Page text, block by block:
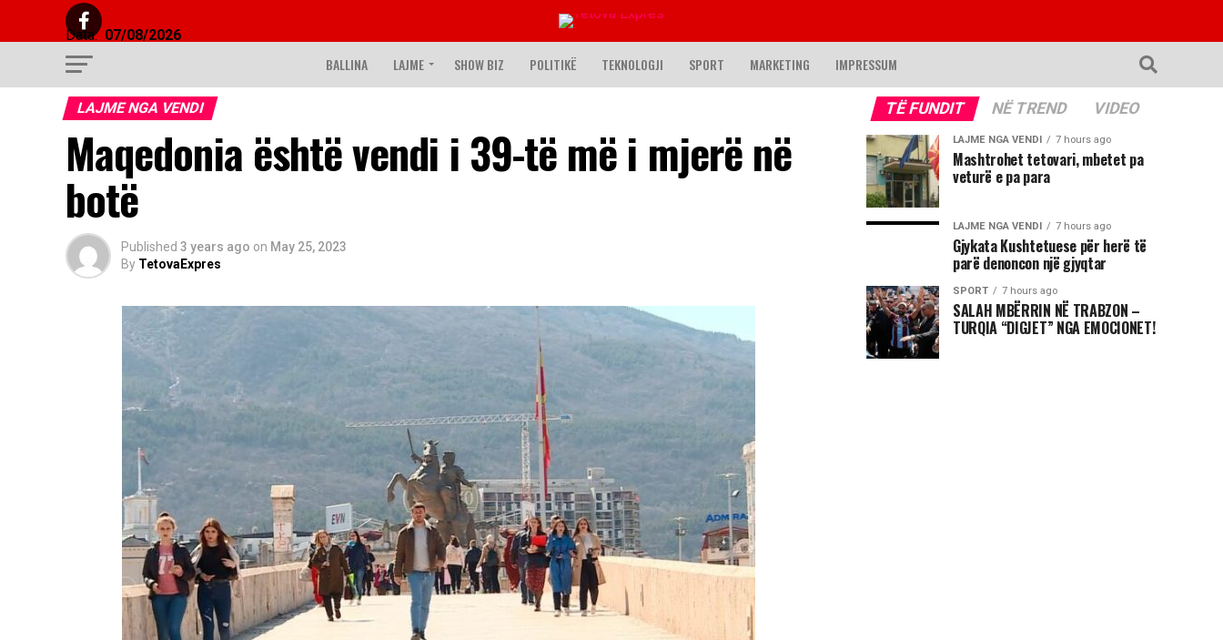
Data: 07/08/2026
BALLINA LAJME SHOW BIZ POLITIKË TEKNOLOGJI SPORT MARKETING IMPRESSUM
LAJME NGA VENDI
Maqedonia është vendi i 39-të më i mjerë në
botë
Published 3 years ago on May 25, 2023
By TetovaExpres
TË FUNDIT NË TREND VIDEO
LAJME NGA VENDI 7 hours ago
Mashtrohet tetovari, mbetet pa
veturë e pa para
LAJME NGA VENDI 7 hours ago
Gjykata Kushtetuese për herë të
parë denoncon një gjyqtar
SPORT 7 hours ago
SALAH MBËRRIN NË TRABZON –
TURQIA “DIGJET” NGA EMOCIONET!